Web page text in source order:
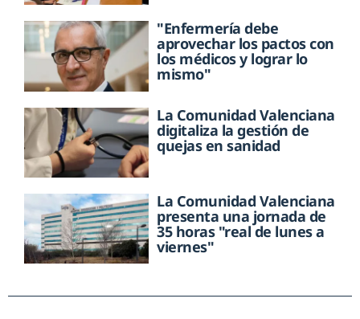
"Enfermería debe
aprovechar los pactos con
los médicos y lograr lo
mismo"
La Comunidad Valenciana
digitaliza la gestión de
quejas en sanidad
La Comunidad Valenciana
presenta una jornada de
35 horas "real de lunes a
viernes"